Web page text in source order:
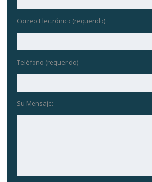
Correo Electrónico (requerido)
Teléfono (requerido)
Su Mensaje: